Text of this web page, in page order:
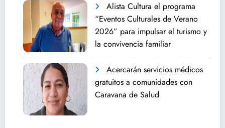
Alista Cultura el programa
“Eventos Culturales de Verano
2026” para impulsar el turismo y
la convivencia familiar
Acercarán servicios médicos
gratuitos a comunidades con
Caravana de Salud